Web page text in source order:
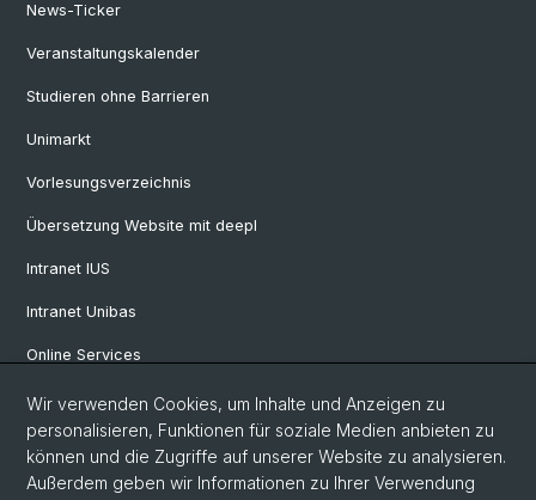
News-Ticker
Veranstaltungskalender
Studieren ohne Barrieren
Unimarkt
Vorlesungsverzeichnis
Übersetzung Website mit deepl
Intranet IUS
Intranet Unibas
Online Services
Social Media
Instagram
Wir verwenden Cookies, um Inhalte und Anzeigen zu
personalisieren, Funktionen für soziale Medien anbieten zu
können und die Zugriffe auf unserer Website zu analysieren.
Außerdem geben wir Informationen zu Ihrer Verwendung